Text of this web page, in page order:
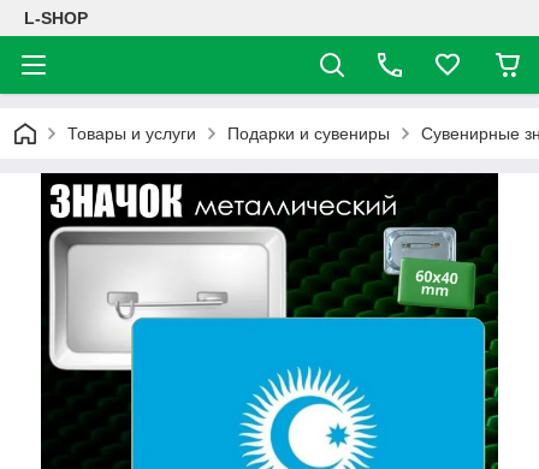
L-SHOP
Товары и услуги Подарки и сувениры Сувенирные